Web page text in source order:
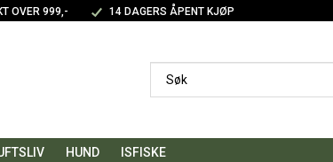
OVER 999,- 14 DAGERS ÅPENT KJØP
HUND ISFISKE